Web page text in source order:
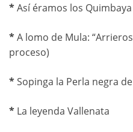
*Así éramos los
*A lomo de Mula:
proceso)
*Sopinga la Perla negra
* La leyenda Vallenata